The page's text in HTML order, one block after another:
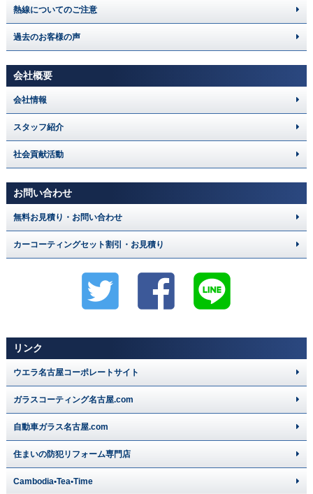
熱線についてのご注意
過去のお客様の声
会社概要
会社情報
スタッフ紹介
社会貢献活動
お問い合わせ
無料お見積り・お問い合わせ
カーコーティングセット割引・お見積り
リンク
ウエラ名古屋コーポレートサイト
ガラスコーティング名古屋.com
自動車ガラス名古屋.com
住まいの防犯リフォーム専門店
Cambodia•Tea•Time